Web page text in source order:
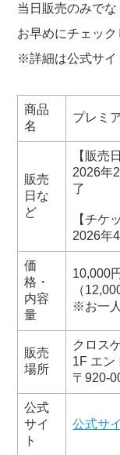
当日販売のみで
お早めにチェック
※詳細は公式サイ
商品
名
プレミ
販売
日な
ど
【販売
2026年
了
【チケ
2026年
価
格・
内容
量
10,000円
（
※お一
販売
場所
クロス
1F エン
〒920-
公式
サイ
ト
公式サ